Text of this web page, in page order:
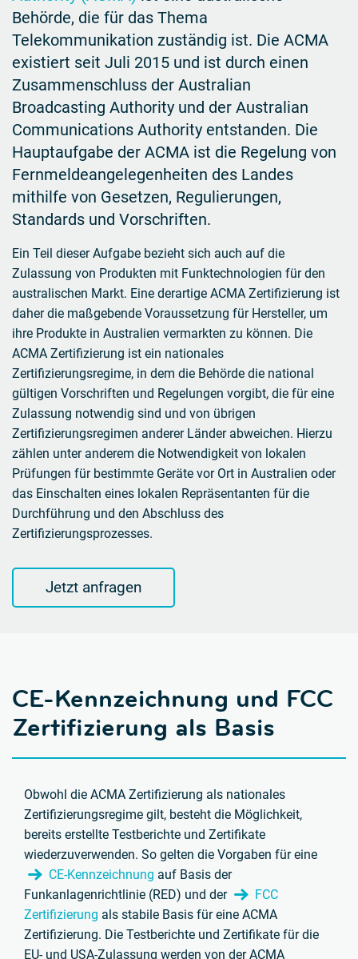
Behörde, die für das Thema
Telekommunikation zuständig ist. Die ACMA
existiert seit Juli 2015 und ist durch einen
Zusammenschluss der Australian
Broadcasting Authority und der Australian
Communications Authority entstanden. Die
Hauptaufgabe der ACMA ist die Regelung von
Fernmeldeangelegenheiten des Landes
mithilfe von Gesetzen, Regulierungen,
Standards und Vorschriften.
Ein Teil dieser Aufgabe bezieht sich auch auf die
Zulassung von Produkten mit Funktechnologien für den
australischen Markt. Eine derartige ACMA Zertifizierung ist
daher die maßgebende Voraussetzung für Hersteller, um
ihre Produkte in Australien vermarkten zu können. Die
ACMA Zertifizierung ist ein nationales
Zertifizierungsregime, in dem die Behörde die national
gültigen Vorschriften und Regelungen vorgibt, die für eine
Zulassung notwendig sind und von übrigen
Zertifizierungsregimen anderer Länder abweichen. Hierzu
zählen unter anderem die Notwendigkeit von lokalen
Prüfungen für bestimmte Geräte vor Ort in Australien oder
das Einschalten eines lokalen Repräsentanten für die
Durchführung und den Abschluss des
Zertifizierungsprozesses.
Jetzt anfragen
CE-Kennzeichnung und FCC
Zertifizierung als Basis
Obwohl die ACMA Zertifizierung als nationales
Zertifizierungsregime gilt, besteht die Möglichkeit,
bereits erstellte Testberichte und Zertifikate
wiederzuverwenden. So gelten die Vorgaben für eine
CE-Kennzeichnung auf Basis der
Funkanlagenrichtlinie (RED) und der
FCC
Zertifizierung als stabile Basis für eine ACMA
Zertifizierung. Die Testberichte und Zertifikate für die
EU- und USA-Zulassung werden von der ACMA